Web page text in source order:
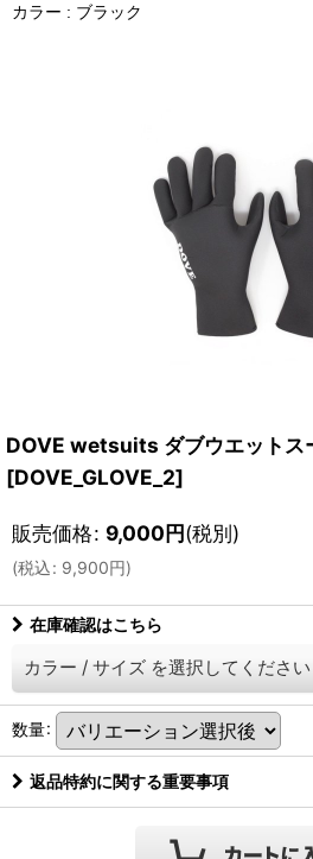
カラー : ブラック
DOVE wetsuits ダブウエットス
[DOVE_GLOVE_2]
販売価格: 9,000円(税別)
(税込: 9,900円)
在庫確認はこちら
カラー / サイズ を選択してください
数量:
返品特約に関する重要事項